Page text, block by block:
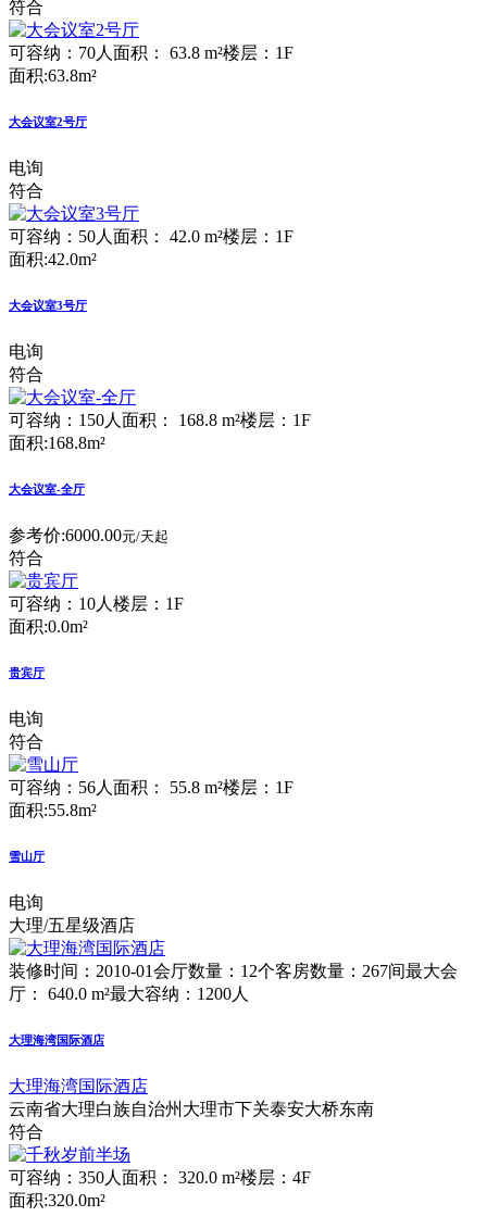
符合
可容纳：70人 面积： 63.8 m²楼层：1F
面积:63.8m²
大会议室2号厅
电询
符合
可容纳：50人 面积： 42.0 m²楼层：1F
面积:42.0m²
大会议室3号厅
电询
符合
可容纳：150人 面积： 168.8 m²楼层：1F
面积:168.8m²
大会议室-全厅
参考价:6000.00元/天起
符合
可容纳：10人 楼层：1F
面积:0.0m²
贵宾厅
电询
符合
可容纳：56人 面积： 55.8 m²楼层：1F
面积:55.8m²
雪山厅
电询
大理/五星级酒店
装修时间：2010-01会厅数量：12个客房数量：267间最大会
厅： 640.0 m²最大容纳：1200人
大理海湾国际酒店
大理海湾国际酒店
云南省大理白族自治州大理市下关泰安大桥东南
符合
可容纳：350人 面积： 320.0 m²楼层：4F
面积:320.0m²